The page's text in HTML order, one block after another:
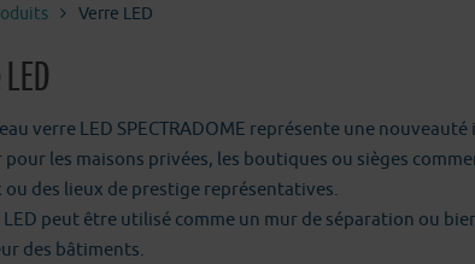
Verre LED
verre LED SPECTRADOME représente une
les maisons privées, les boutiques ou sièges
ou des lieux de prestige représentatives.
LED peut être utilisé comme un mur de séparation ou
des bâtiments.